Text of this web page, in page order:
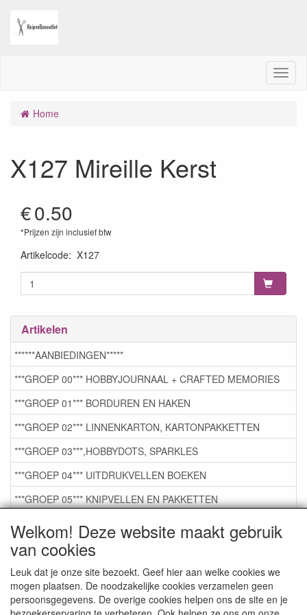
Welkom! Deze website maakt gebruik
van cookies
Leuk dat je onze site bezoekt. Geef hier aan welke cookies we
mogen plaatsen. De noodzakelijke cookies verzamelen geen
persoonsgegevens. De overige cookies helpen ons de site en je
M
e
Home
X127 Mireille Kerst
€0.50
*Prijzen zijn inclusief btw
Artikelcode: X127
Artikelen
******AANBIEDINGEN*****
***GROEP 00*** HOBBYJOURNAAL + CRAFTED MEMORIES
***GROEP 01*** BORDUREN EN HAKEN
***GROEP 02*** LINNENKARTON, KARTONPAKKETTEN
***GROEP 03***,HOBBYDOTS, SPARKLES
***GROEP 04*** UITDRUKVELLEN BOEKEN
***GROEP 05*** KNIPVELLEN EN PAKKETTEN
***GROEP 06*** TAPE/LIJM SNIJMALLEN STEMPELS
***GROEP 07*** KAARTEN +SCRAP TOEBEHOREN
***GROEP 08*** TEKENEN EN KLEUREN, GELPEN,MARKER
***GROEP 09*** KRALEN EN TOEBEHOREN